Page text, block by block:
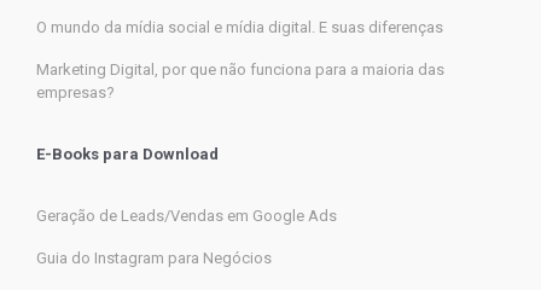
O mundo da mídia social e mídia digital. E suas diferenças
Marketing Digital, por que não funciona para a maioria das
empresas?
E-Books para Download
Geração de Leads/Vendas em Google Ads
Guia do Instagram para Negócios